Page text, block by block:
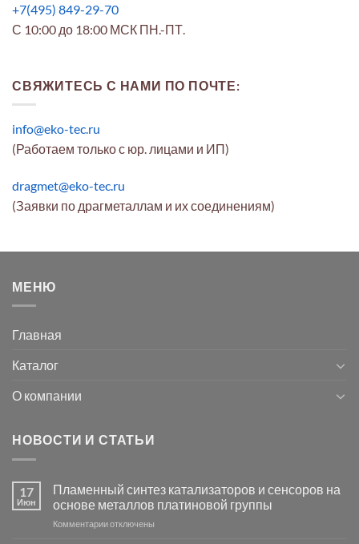
+7(495) 849-29-70
С 10:00 до 18:00 МСК ПН.-ПТ.
СВЯЖИТЕСЬ С НАМИ ПО ПОЧТЕ:
info@eko-tec.ru
(Работаем только с юр. лицами и ИП)
dragmet@eko-tec.ru
(Заявки по драгметаллам и их соединениям)
МЕНЮ
Главная
Каталог
О компании
НОВОСТИ И СТАТЬИ
17
Июн
Пламенный синтез катализаторов и сенсоров на
основе металлов платиновой группы
Комментариикотключены